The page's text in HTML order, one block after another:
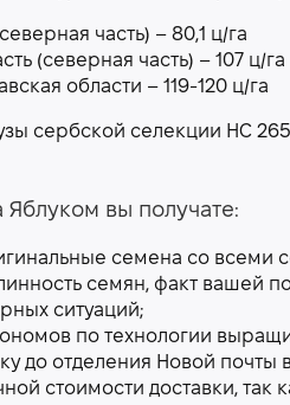
часть) – 80,1 ц/га
(северная часть) – 107 ц/га
области – 119-120 ц/га
сербской селекции НС
Яблуком вы получате:
семена со всеми
семян, факт вашей
ситуаций;
по технологии
до отделения Новой
стоимости доставки,